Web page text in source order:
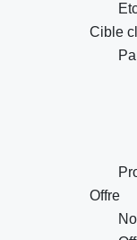
Cible
Offre